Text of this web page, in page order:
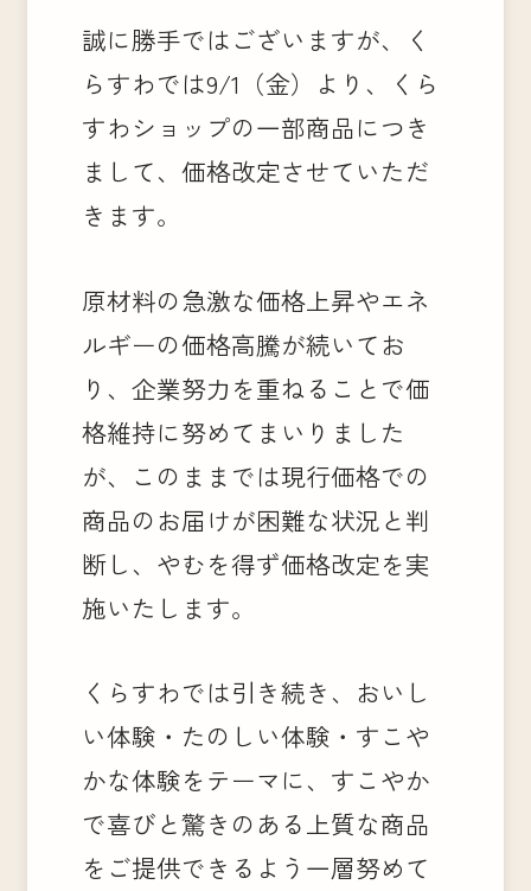
誠に勝手ではございますが、く
らすわでは9/1（金）より、くら
すわショップの一部商品につき
まして、価格改定させていただ
きます。
原材料の急激な価格上昇やエネ
ルギーの価格高騰が続いてお
り、企業努力を重ねることで価
格維持に努めてまいりました
が、このままでは現行価格での
商品のお届けが困難な状況と判
断し、やむを得ず価格改定を実
施いたします。
くらすわでは引き続き、おいし
い体験・たのしい体験・すこや
かな体験をテーマに、すこやか
で喜びと驚きのある上質な商品
をご提供できるよう一層努めて